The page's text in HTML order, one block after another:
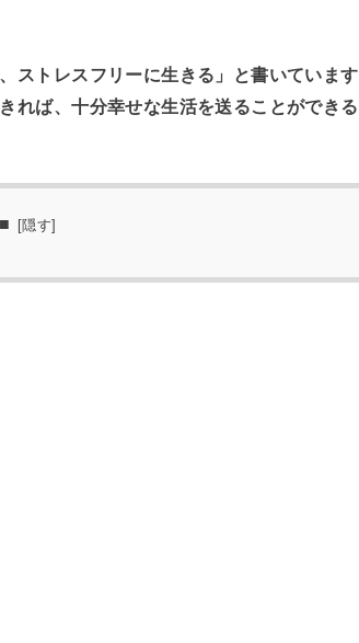
ストレスフリーに生きる」と書いています
れば、十分幸せな生活を送ることができる
隠す